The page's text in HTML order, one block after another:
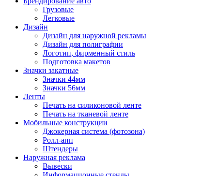
Грузовые
Легковые
Дизайн
Дизайн для наружной рекламы
Дизайн для полиграфии
Логотип, фирменный стиль
Подготовка макетов
Значки закатные
Значки 44мм
Значки 56мм
Ленты
Печать на силиконовой ленте
Печать на тканевой ленте
Мобильные конструкции
Джокерная система (фотозона)
Ролл-апп
Штендеры
Наружная реклама
Вывески